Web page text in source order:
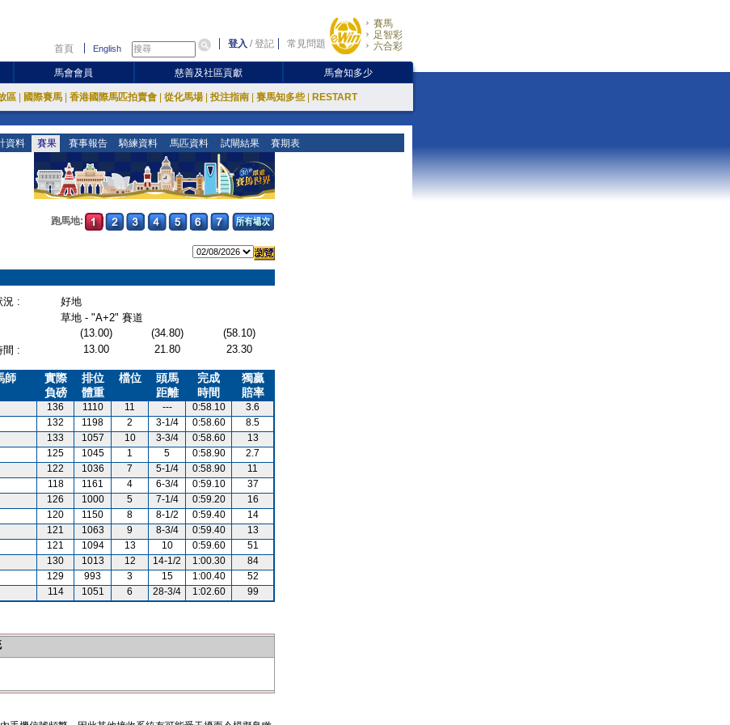
首頁 English 登入 /登記 常見問題
賽馬
足智彩
六合彩
馬會會員 慈善及社區貢獻 馬會知多少
區 國際賽馬 香港國際馬匹拍賣會 從化馬場 投注指南 賽馬知多些 RESTART
資料 賽果 賽事報告 騎練資料 馬匹資料 試閘結果 賽期表
跑馬地:
況 :
好地
草地 - "A+2" 賽道
(13.00) (34.80)
(58.10)
間 :
13.00 21.80 23.30
師
實際
負磅
排位
體重
檔位
頭馬
距離
完成
時間
獨贏
賠率
136 1110 11 --- 0:58.10
3.6
132 1198 2 3-1/4 0:58.60
8.5
133 1057 10 3-3/4 0:58.60
13
125 1045 1 5 0:58.90
2.7
122 1036 7 5-1/4 0:58.90
11
118 1161 4 6-3/4 0:59.10
37
126 1000 5 7-1/4 0:59.20
16
120 1150 8 8-1/2 0:59.40
14
121 1063 9 8-3/4 0:59.40
13
121 1094 13 10 0:59.60
51
130 1013 12 14-1/2 1:00.30
84
129 993 3 15 1:00.40
52
114 1051 6 28-3/4 1:02.60 99